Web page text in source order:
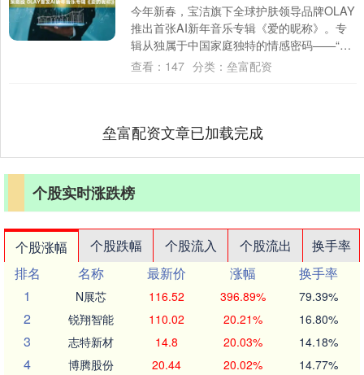
今年新春，宝洁旗下全球护肤领导品牌OLAY
推出首张AI新年音乐专辑《爱的昵称》。专
辑从独属于中国家庭独特的情感密码——“小
名”汲取灵感，将这一深入血脉的文化洞....
查看： 147 分类： 垒富配资
垒富配资文章已加载完成
个股实时涨跌榜
个股涨幅 个股跌幅 个股流入 个股流出
换手率
排名
名称 最新价 涨幅
换手率
1
N展芯 116.52 396.89% 79.39%
2 锐翔智能 110.02 20.21% 16.80%
3 志特新材 14.8 20.03% 14.18%
4 博腾股份 20.44 20.02% 14.77%